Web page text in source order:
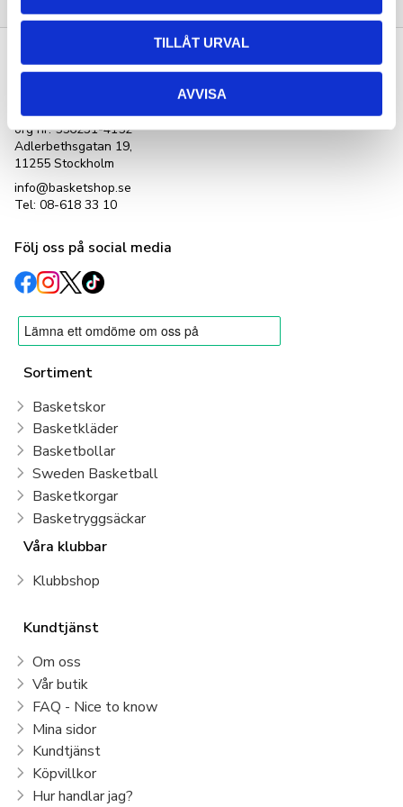
TILLÅT URVAL
AVVISA
Kontakta oss
LetOut Equipment AB
org nr: 556231-4152
Adlerbethsgatan 19,
11255 Stockholm
info@basketshop.se
Tel: 08-618 33 10
Följ oss på social media
Sortiment
Basketskor
Basketkläder
Basketbollar
Sweden Basketball
Basketkorgar
Basketryggsäckar
Våra klubbar
Klubbshop
Kundtjänst
Om oss
Vår butik
FAQ - Nice to know
Mina sidor
Kundtjänst
Köpvillkor
Hur handlar jag?